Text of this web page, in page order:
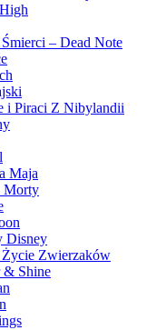
– Dead Note
i Piraci Z Nibylandii
Maja
Morty
Disney
Życie Zwierzaków
& Shine